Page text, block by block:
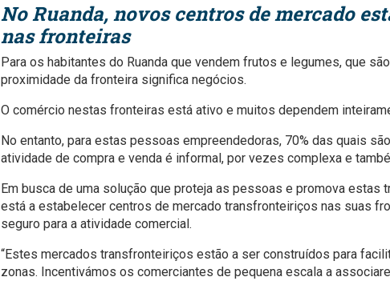
No Ruanda, novos centros de mercado
nas fronteiras
Para os habitantes do Ruanda que vendem frutos e legumes, que
proximidade da fronteira significa negócios.
O comércio nestas fronteiras está ativo e muitos dependem
No entanto, para estas pessoas empreendedoras, 70% das quais
atividade de compra e venda é informal, por vezes complexa e
Em busca de uma solução que proteja as pessoas e promova estas
está a estabelecer centros de mercado transfronteiriços nas suas
seguro para a atividade comercial.
“Estes mercados transfronteiriços estão a ser construídos para
zonas. Incentivámos os comerciantes de pequena escala a